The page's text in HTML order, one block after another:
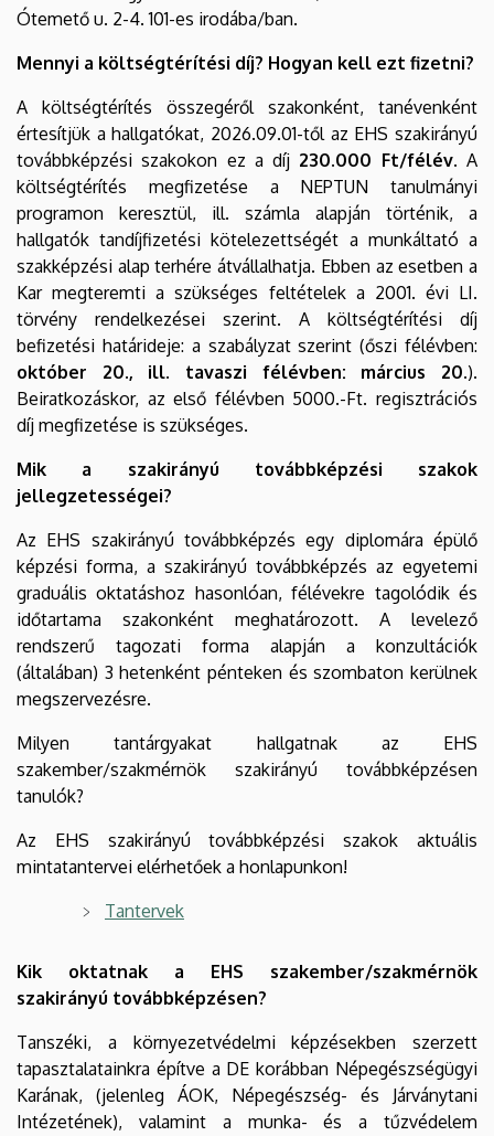
Ótemető u. 2-4. 101-es irodába/ban.
Mennyi a költségtérítési díj? Hogyan kell ezt fizetni?
A költségtérítés összegéről szakonként, tanévenként
értesítjük a hallgatókat, 2026.09.01-től az EHS szakirányú
továbbképzési szakokon ez a díj 230.000 Ft/félév. A
költségtérítés megfizetése a NEPTUN tanulmányi
programon keresztül, ill. számla alapján történik, a
hallgatók tandíjfizetési kötelezettségét a munkáltató a
szakképzési alap terhére átvállalhatja. Ebben az esetben a
Kar megteremti a szükséges feltételek a 2001. évi LI.
törvény rendelkezései szerint. A költségtérítési díj
befizetési határideje: a szabályzat szerint (őszi félévben:
október 20., ill. tavaszi félévben: március 20.).
Beiratkozáskor, az első félévben 5000.-Ft. regisztrációs
díj megfizetése is szükséges.
Mik a szakirányú továbbképzési szakok
jellegzetességei?
Az EHS szakirányú továbbképzés egy diplomára épülő
képzési forma, a szakirányú továbbképzés az egyetemi
graduális oktatáshoz hasonlóan, félévekre tagolódik és
időtartama szakonként meghatározott. A levelező
rendszerű tagozati forma alapján a konzultációk
(általában) 3 hetenként pénteken és szombaton kerülnek
megszervezésre.
Milyen tantárgyakat hallgatnak az EHS
szakember/szakmérnök szakirányú továbbképzésen
tanulók?
Az EHS szakirányú továbbképzési szakok aktuális
mintatantervei elérhetőek a honlapunkon!
Tantervek
Kik oktatnak a EHS szakember/szakmérnök
szakirányú továbbképzésen?
Tanszéki, a környezetvédelmi képzésekben szerzett
tapasztalatainkra építve a DE korábban Népegészségügyi
Karának, (jelenleg ÁOK, Népegészség- és Járványtani
Intézetének), valamint a munka- és a tűzvédelem